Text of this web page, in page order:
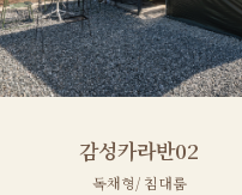
감성카라반02
독채형/ 침대룸